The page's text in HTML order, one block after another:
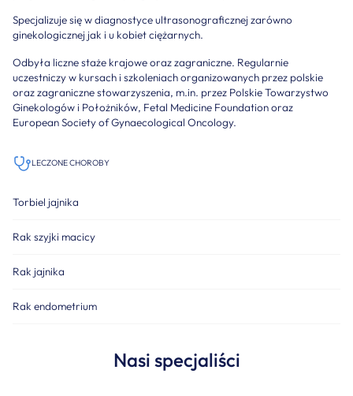
Specjalizuje się w diagnostyce ultrasonograficznej zarówno
ginekologicznej jak i u kobiet ciężarnych.
Odbyła liczne staże krajowe oraz zagraniczne. Regularnie
uczestniczy w kursach i szkoleniach organizowanych przez polskie
oraz zagraniczne stowarzyszenia, m.in. przez Polskie Towarzystwo
Ginekologów i Położników, Fetal Medicine Foundation oraz
European Society of Gynaecological Oncology.
LECZONE CHOROBY
Torbiel jajnika
Rak szyjki macicy
Rak jajnika
Rak endometrium
Nasi specjaliści